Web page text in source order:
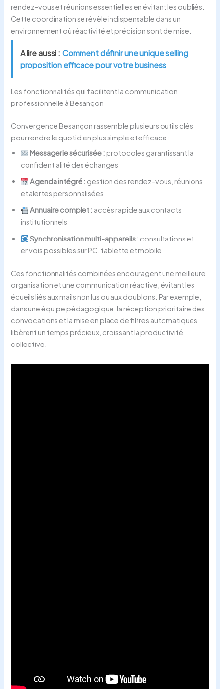
rendez-vous et réunions essentielles en évitant les oubliés.
Cette coordination se révèle indispensable dans un
environnement où réactivité et précision sont de mise.
A lire aussi : Comment définir une unique selling
proposition efficace pour votre business
Les fonctionnalités qui facilitent la communication
professionnelle à Besançon
Convergence Besançon rassemble plusieurs outils clés
pour rendre le quotidien plus simple et efficace :
Messagerie sécurisée : protocoles garantissant la
confidentialité des échanges
Agenda intégré : gestion des rendez-vous, réunions
et alertes personnalisées
Annuaire complet : accès rapide aux contacts
institutionnels
Synchronisation multi-appareils : consultations et
envois possibles sur PC, tablette et mobile
Ces fonctionnalités combinées encouragent une meilleure
organisation et une communication réactive, évitant les
écueils liés aux mails non lus ou aux doublons. Par exemple,
dans une équipe pédagogique, la réception prioritaire des
convocations et la mise en place de filtres automatiques
libèrent un temps précieux, croissant la productivité
collective.